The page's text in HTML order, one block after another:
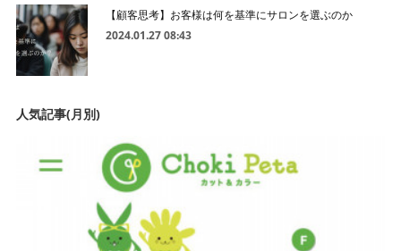
【顧客思考】お客様は何を基準にサロンを選ぶのか
2024.01.27 08:43
人気記事(月別)